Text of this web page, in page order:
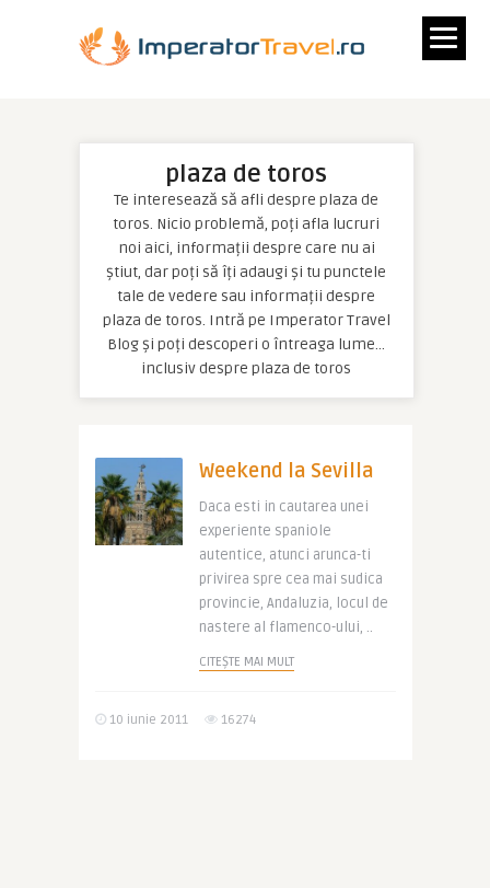
plaza de toros
Te interesează să afli despre plaza de
toros. Nicio problemă, poți afla lucruri
noi aici, informații despre care nu ai
știut, dar poți să îți adaugi și tu punctele
tale de vedere sau informații despre
plaza de toros. Intră pe Imperator Travel
Blog și poți descoperi o întreaga lume…
inclusiv despre plaza de toros
Weekend la Sevilla
Daca esti in cautarea unei
experiente spaniole
autentice, atunci arunca-ti
privirea spre cea mai sudica
provincie, Andaluzia, locul de
nastere al flamenco-ului, ..
CITEȘTE MAI MULT
10 iunie 2011 16274